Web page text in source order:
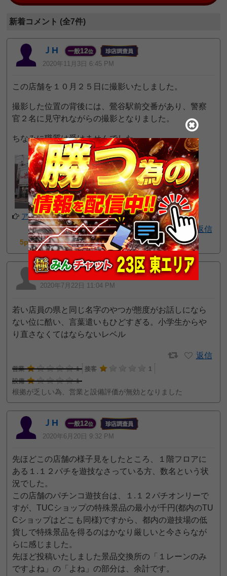
新着コメント (全7件)
ＪH 一般12位
2020年11月3日 6:45 PM
この店舗を１０月２５日に撮影いたしました。
撮影した位置の背後には、鶯谷駅前交番があり、警察
官２名に見守れながらの撮影となりました。
ちなみに職質は受けませんでした。
アプリでフォローする
2 返信
5pt GET!
たま
2020年7月22日 11:04 PM
若い店員の県と同じ名字のやつが態度がお話しになら
ない位に酷い、言葉遣いもひどすぎる。小学生からや
り直さなくてはならないレベル
返信
営業 1 接客
1
設備
1
根拠が乏しい為、営業と設備評価が無効となりました
ＪH 一般12位
2020年6月20日 9:32 PM
先ほどこの店舗の様子見をしたところ、１階フロアに
ある１.１２パチを遊技なさっている方、数名という状
況でした。
この店舗のパチンコ遊技台は、１.１２パチオンリーで
すが、TUCショップの特殊景品の最小が千円(都内のTU
Cショップはどこも同様)ですから、都内の遊技場の低
貨しで特殊景品を得るのはかなり厳しいと今さらなが
らに感じました。
先ほど投稿いたしました景品交換所の「１レーンのみ
ですよね」の「よね」の部分は、余計です。